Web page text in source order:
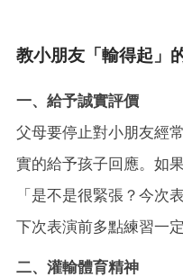
教小朋友「輸得起」
一、給予誠實評價
父母要停止對小朋友經
實的給予孩子回應。如
「是不是很緊張？今次
下次表演前多點練習一
二、灌輸體育精神